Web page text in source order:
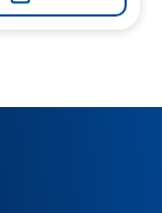
Zur
hinzufügen